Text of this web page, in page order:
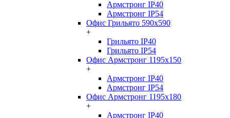
Армстронг IP40
Армстронг IP54
Офис Грильято 590x590
+
Грильято IP40
Грильято IP54
Офис Армстронг 1195x150
+
Армстронг IP40
Армстронг IP54
Офис Армстронг 1195x180
+
Армстронг IP40